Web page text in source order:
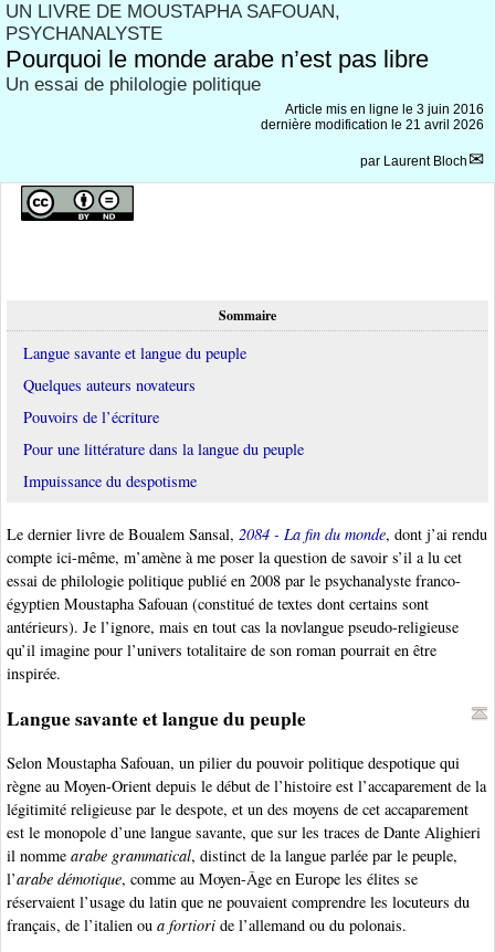
UN LIVRE DE MOUSTAPHA SAFOUAN,
PSYCHANALYSTE
Pourquoi le monde arabe n’est pas libre
Un essai de philologie politique
Article mis en ligne le 3 juin 2016
dernière modification le 21 avril 2026
par Laurent Bloch
Sommaire
Langue savante et langue du peuple
Quelques auteurs novateurs
Pouvoirs de l’écriture
Pour une littérature dans la langue du peuple
Impuissance du despotisme
Le dernier livre de Boualem Sansal, 2084 - La fin du monde, dont j’ai rendu
compte ici-même, m’amène à me poser la question de savoir s’il a lu cet
essai de philologie politique publié en 2008 par le psychanalyste franco-
égyptien Moustapha Safouan (constitué de textes dont certains sont
antérieurs). Je l’ignore, mais en tout cas la novlangue pseudo-religieuse
qu’il imagine pour l’univers totalitaire de son roman pourrait en être
inspirée.
Langue savante et langue du peuple
Selon Moustapha Safouan, un pilier du pouvoir politique despotique qui
règne au Moyen-Orient depuis le début de l’histoire est l’accaparement de la
légitimité religieuse par le despote, et un des moyens de cet accaparement
est le monopole d’une langue savante, que sur les traces de Dante Alighieri
il nomme arabe grammatical, distinct de la langue parlée par le peuple,
l’arabe démotique, comme au Moyen-Âge en Europe les élites se
réservaient l’usage du latin que ne pouvaient comprendre les locuteurs du
français, de l’italien ou a fortiori de l’allemand ou du polonais.